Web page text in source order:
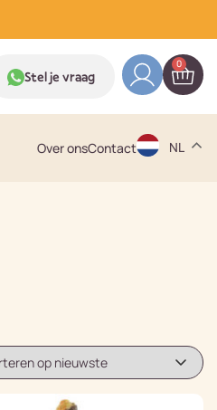
Stel je vraag
0
Over onsContact NL